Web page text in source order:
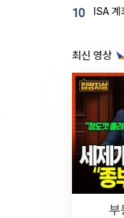
10 ISA
최신 영상
부